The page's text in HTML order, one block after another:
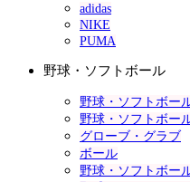
adidas
NIKE
PUMA
野球・ソフトボール
野球・ソフトボー
野球・ソフトボー
グローブ・グラブ
ボール
野球・ソフトボー